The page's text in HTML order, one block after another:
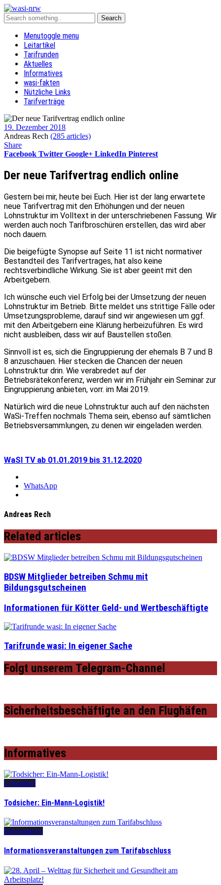
Menutoggle menu
Leitartikel
Tarifrunden
Aktuelles
Informatives
wasi-fakten
Nützliche Links
Tarifverträge
19. Dezember 2018
Andreas Rech (285 articles)
Share
Facebook Twitter Google+ LinkedIn Pinterest
Der neue Tarifvertrag endlich online
Gestern bei mir, heute bei Euch. Hier ist der lang erwartete
neue Tarifvertrag mit den Erhöhungen und der neuen
Lohnstruktur im Volltext in der unterschriebenen Fassung. Wir
werden auch noch Tarifbroschüren erstellen, das wird aber
noch dauern.
Die beigefügte Synopse auf Seite 11 ist nicht normativer
Bestandteil des Tarifvertrages, hat also keine
rechtsverbindliche Wirkung. Sie ist aber geeint mit den
Arbeitgebern.
Ich wünsche euch viel Erfolg bei der Umsetzung der neuen
Lohnstruktur im Betrieb. Bitte meldet uns strittige Fälle oder
Umsetzungsprobleme, darauf sind wir angewiesen um ggf.
mit den Arbeitgebern eine Klärung herbeizuführen. Es wird
nicht ausbleiben, dass wir auf Baustellen stoßen.
Sinnvoll ist es, sich die Eingruppierung der ehemals B 7 und B
8 anzuschauen. Hier stecken die Chancen der neuen
Lohnstruktur drin. Wie verabredet auf der
Betriebsrätekonferenz, werden wir im Frühjahr ein Seminar zur
Eingruppierung anbieten, vorr. im Mai 2019.
Natürlich wird die neue Lohnstruktur auch auf den nächsten
WaSi-Treffen nochmals Thema sein, ebenso auf sämtlichen
Betriebsversammlungen, zu denen wir eingeladen werden.
WaSI TV ab 01.01.2019 bis 31.12.2020
WhatsApp
Andreas Rech
Related articles
BDSW Mitglieder betreiben Schmu mit
Bildungsgutscheinen
Informationen für Kötter Geld- und Wertbeschäftigte
Tarifrunde wasi: In eigener Sache
Folgt unserem Telegram-Channel
Sicherheitsbeschäftigte an den Flughäfen
Informatives
Leitartikel
Todsicher: Ein-Mann-Logistik!
Informatives
Informationsveranstaltungen zum Tarifabschluss